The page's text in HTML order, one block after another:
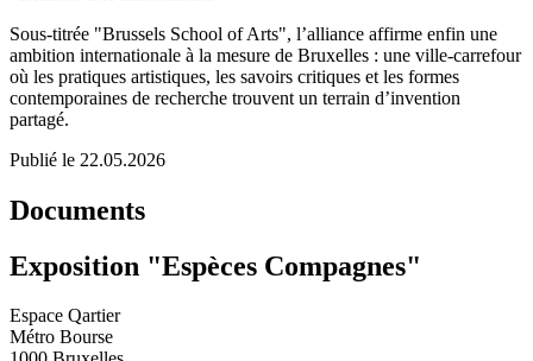
Sous-titrée "Brussels School of Arts", l’alliance affirme enfin une
ambition internationale à la mesure de Bruxelles : une ville-carrefour
où les pratiques artistiques, les savoirs critiques et les formes
contemporaines de recherche trouvent un terrain d’invention
partagé.
Publié le 22.05.2026
Documents
Exposition "Espèces Compagnes"
Espace Qartier
Métro Bourse